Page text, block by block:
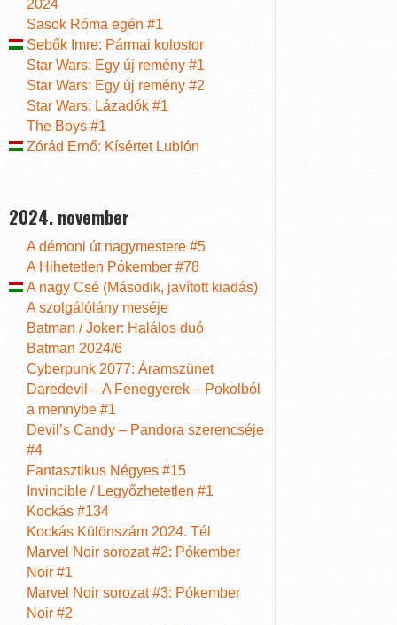
2024
Sasok Róma egén #1
Sebők Imre: Pármai kolostor
Star Wars: Egy új remény #1
Star Wars: Egy új remény #2
Star Wars: Lázadók #1
The Boys #1
Zórád Ernő: Kísértet Lublón
2024. november
A démoni út nagymestere #5
A Hihetetlen Pókember #78
A nagy Csé (Második, javított kiadás)
A szolgálólány meséje
Batman / Joker: Halálos duó
Batman 2024/6
Cyberpunk 2077: Áramszünet
Daredevil – A Fenegyerek – Pokolból
a mennybe #1
Devil’s Candy – Pandora szerencséje
#4
Fantasztikus Négyes #15
Invincible / Legyőzhetetlen #1
Kockás #134
Kockás Különszám 2024. Tél
Marvel Noir sorozat #2: Pókember
Noir #1
Marvel Noir sorozat #3: Pókember
Noir #2